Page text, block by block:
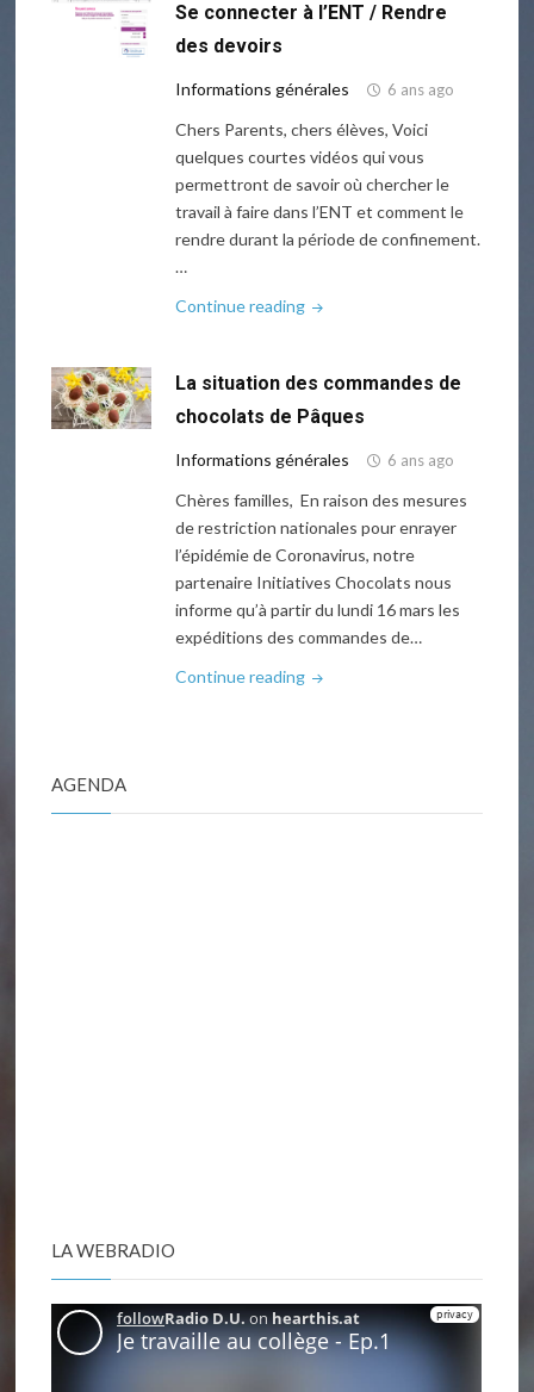
e2"
Se connecter à l’ENT / Rendre
des devoirs
Informations générales 6 ans ago
Chers Parents, chers élèves, Voici
quelques courtes vidéos qui vous
permettront de savoir où chercher le
travail à faire dans l’ENT et comment le
rendre durant la période de confinement.
…
Continue reading"Se
l’ENT
/
des
devoirs"
La situation des commandes de
chocolats de Pâques
Informations générales 6 ans ago
Chères familles, En raison des mesures
de restriction nationales pour enrayer
l’épidémie de Coronavirus, notre
partenaire Initiatives Chocolats nous
informe qu’à partir du lundi 16 mars les
expéditions des commandes de…
Continue reading"La
chocolats
AGENDA
LA WEBRADIO